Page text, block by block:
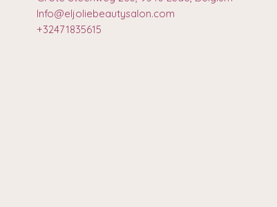
Info@eljoliebeautysalon.com
+32471835615